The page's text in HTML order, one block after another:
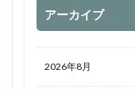
アーカイブ
2026年8月